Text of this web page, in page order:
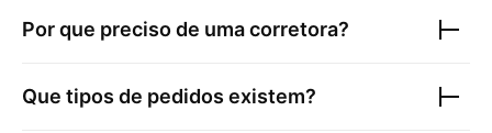
Por que preciso de uma corretora?
Que tipos de pedidos existem?